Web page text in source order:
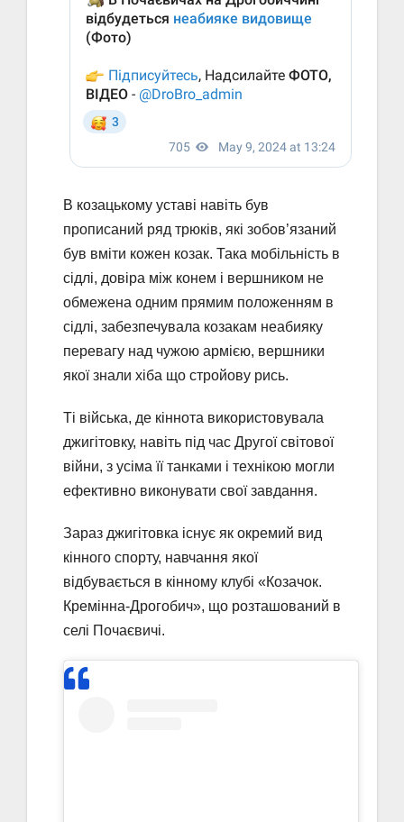
В козацькому уставі навіть був
прописаний ряд трюків, які зобов’язаний
був вміти кожен козак. Така мобільність в
сідлі, довіра між конем і вершником не
обмежена одним прямим положенням в
сідлі, забезпечувала козакам неабияку
перевагу над чужою армією, вершники
якої знали хіба що стройову рись.
Ті війська, де кіннота використовувала
джигітовку, навіть під час Другої світової
війни, з усіма її танками і технікою могли
ефективно виконувати свої завдання.
Зараз джигітовка існує як окремий вид
кінного спорту, навчання якої
відбувається в кінному клубі «Козачок.
Кремінна-Дрогобич», що розташований в
селі Почаєвичі.